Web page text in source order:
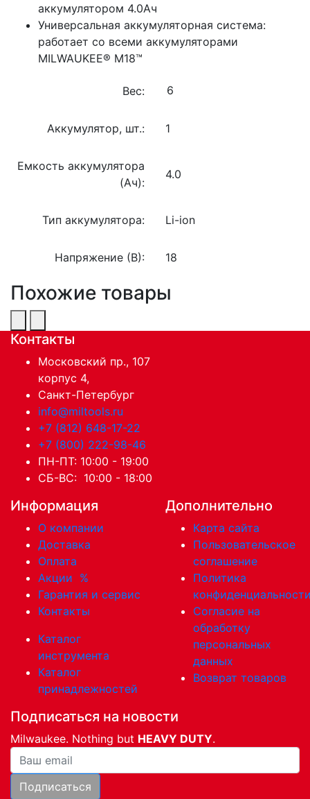
аккумулятором 4.0Ач
Универсальная аккумуляторная система:
работает со всеми аккумуляторами
MILWAUKEE® M18™
Вес:
Аккумулятор, шт.: 1
Емкость аккумулятора
(Ач):
4.0
Тип аккумулятора: Li-ion
Напряжение (В): 18
Похожие товары
Контакты
Московский пр., 107
корпус 4,
Санкт-Петербург
info@miltools.ru
+7 (812) 648-17-22
+7 (800) 222-98-46
ПН-ПТ: 10:00 - 19:00
СБ-ВС: 10:00 - 18:00
Информация
О компании
Доставка
Оплата
Акции %
Гарантия и сервис
Контакты
Каталог
инструмента
Каталог
принадлежностей
Дополнительно
Карта сайта
Пользовательское
соглашение
Политика
Согласие на
обработку
персональных
данных
Возврат товаров
Подписаться на новости
Milwaukee. Nothing but HEAVY DUTY.
Ваша почта
Подписаться